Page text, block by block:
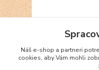
Náš e-shop a partneri
cookies, aby Vám mohli